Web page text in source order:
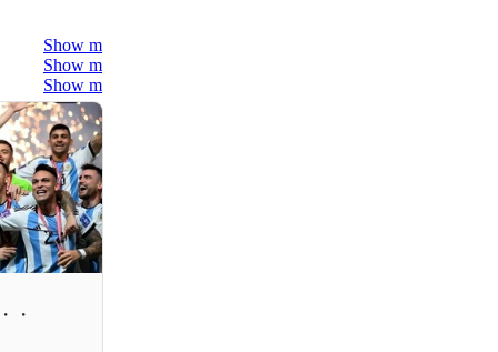
Show more
Show more
Show more
・